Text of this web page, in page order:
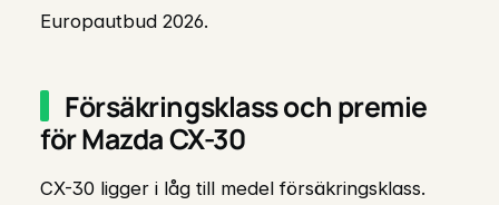
Europautbud 2026.
Försäkringsklass och premie
för Mazda CX-30
CX-30 ligger i låg till medel försäkringsklass.